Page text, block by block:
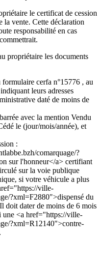
le certificat de cession
la vente. Cette déclaration
responsabilité en cas
propriétaire les documents
cerfa n°15776 , au
leurs adresses
daté de moins de
avec la mention Vendu
le (jour/mois/année), et
:
comarquage/?
sur l'honneur</a> certifiant
sur la voie publique
si votre véhicule a plus
ville-
?xml=F2880">dispensé du
doit dater de moins de 6 mois
une <a href="https://ville-
?xml=R12140">contre-